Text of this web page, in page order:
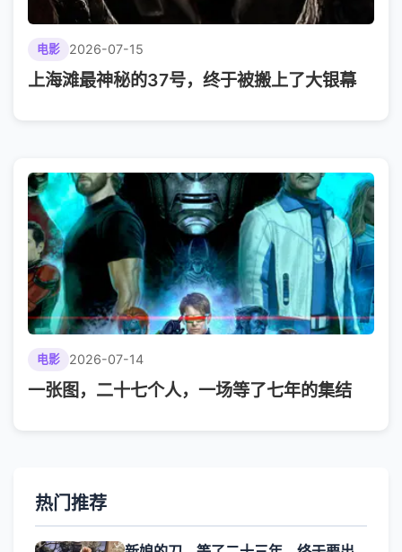
电影 2026-07-15
上海滩最神秘的37号，终于被搬上了大银幕
电影 2026-07-14
一张图，二十七个人，一场等了七年的集结
热门推荐